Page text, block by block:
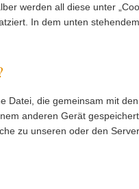
werden all diese unter
In dem unten
Datei, die gemeinsam mit
anderen Gerät
zu unseren oder den